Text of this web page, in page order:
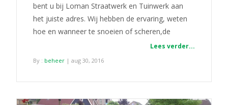
bent u bij Loman Straatwerk en Tuinwerk aan
het juiste adres. Wij hebben de ervaring, weten
hoe en wanneer te snoeien of scheren,de
Lees verder...
By : beheer | aug 30, 2016